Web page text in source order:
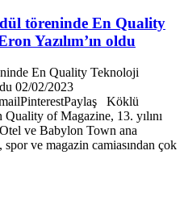
töreninde En Quality
Yazılım’ın oldu
En Quality Teknoloji
02/02/2023
Köklü
Quality of Magazine, 13. yılını
ve Babylon Town ana
ve magazin camiasından çok